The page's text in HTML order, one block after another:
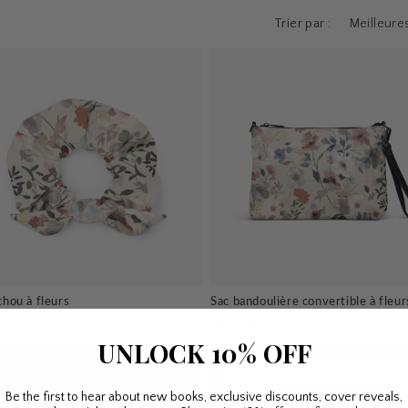
Trier par :
à fleurs Sac bandoulière convertible à
habituel
UNLOCK 10% OFF
Be the first to hear about new books, exclusive discounts, cover reveals,